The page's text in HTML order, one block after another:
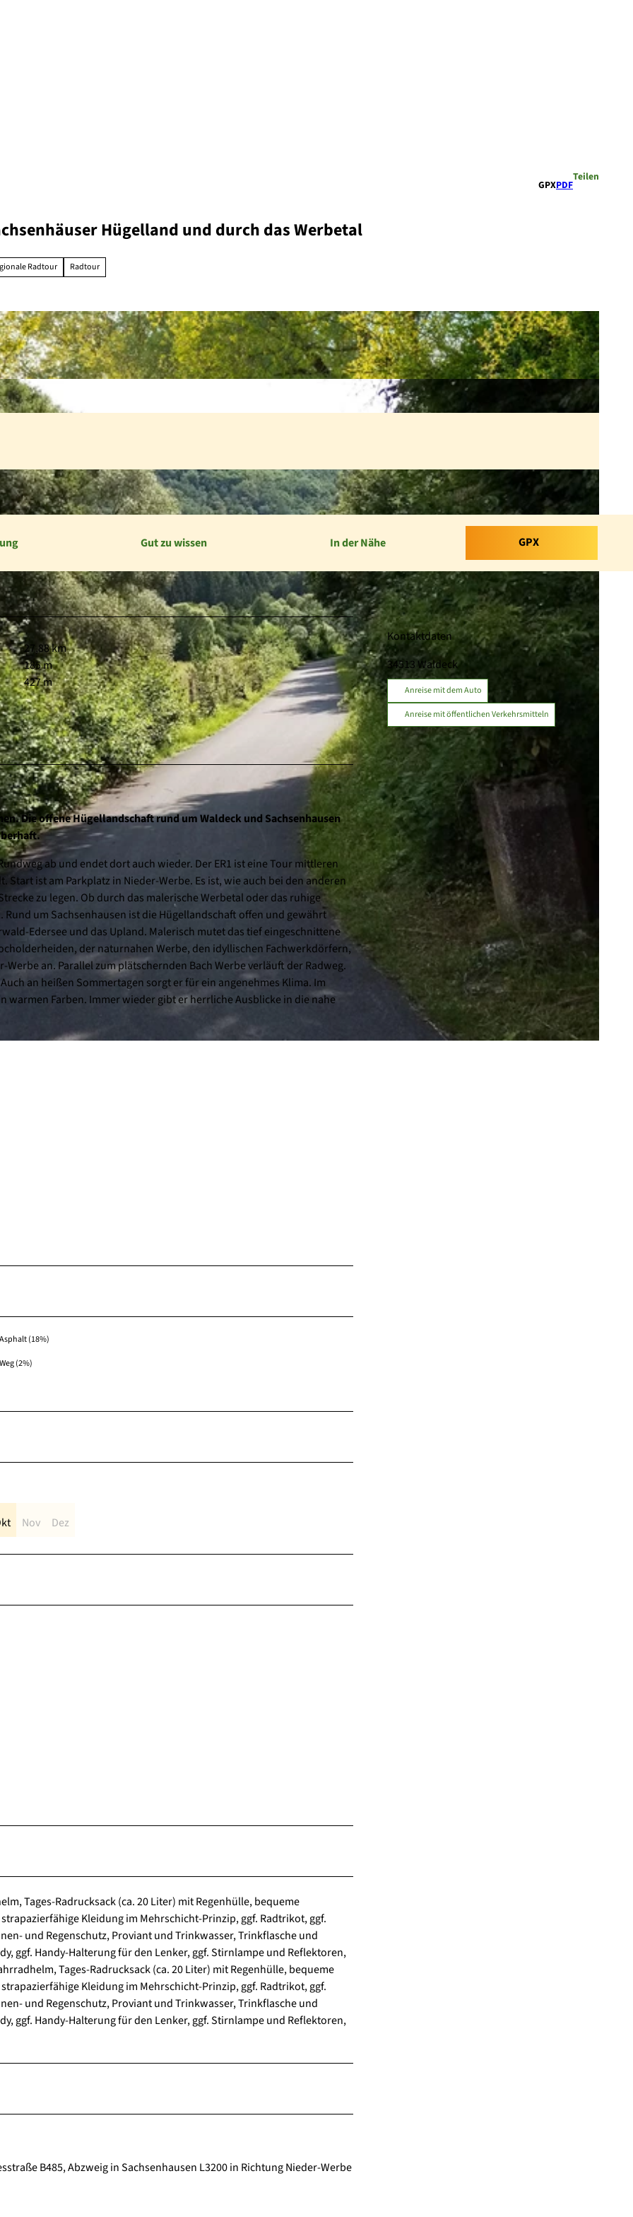
GPXPDF
Teilen
Hügelland und durch das Werbetal
Radtour Radtour
Gut zu wissen In der Nähe GPX
27,88 km
185 m
427 m
Die offene Hügellandschaft rund um Waldeck und Sachsenhausen
ab und endet dort auch wieder. Der ER1 ist eine Tour mittleren
ist am Parkplatz in Nieder-Werbe. Es ist, wie auch bei den anderen
zu legen. Ob durch das malerische Werbetal oder das ruhige
um Sachsenhausen ist die Hügellandschaft offen und gewährt
Edersee und das Upland. Malerisch mutet das tief eingeschnittene
der naturnahen Werbe, den idyllischen Fachwerkdörfern,
an. Parallel zum plätschernden Bach Werbe verläuft der Radweg.
an heißen Sommertagen sorgt er für ein angenehmes Klima. Im
warmen Farben. Immer wieder gibt er herrliche Ausblicke in die nahe
Asphalt (18%)
Weg (2%)
Nov Dez
Tages-Radrucksack (ca. 20 Liter) mit Regenhülle, bequeme
Kleidung im Mehrschicht-Prinzip, ggf. Radtrikot, ggf.
und Regenschutz, Proviant und Trinkwasser, Trinkflasche und
ggf. Handy-Halterung für den Lenker, ggf. Stirnlampe und Reflektoren,
Tages-Radrucksack (ca. 20 Liter) mit Regenhülle, bequeme
Kleidung im Mehrschicht-Prinzip, ggf. Radtrikot, ggf.
und Regenschutz, Proviant und Trinkwasser, Trinkflasche und
ggf. Handy-Halterung für den Lenker, ggf. Stirnlampe und Reflektoren,
B485, Abzweig in Sachsenhausen L3200 in Richtung Nieder-Werbe
Kontaktdaten
34513Waldeck
Anreise mit dem Auto
Anreise mit öffentlichen Verkehrsmitteln